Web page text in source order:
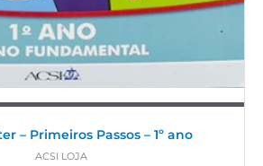
– Primeiros Passos – 1º ano
ACSI LOJA